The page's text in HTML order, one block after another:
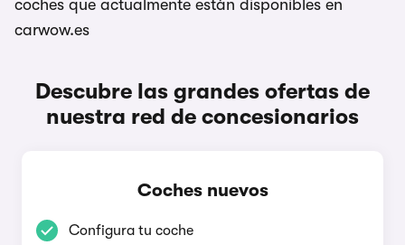
coches que actualmente están disponibles en
carwow.es
Descubre las grandes ofertas de
nuestra red de concesionarios
Coches nuevos
Configura tu coche